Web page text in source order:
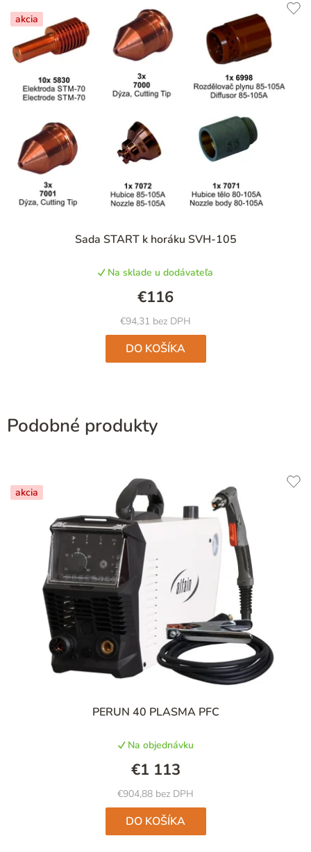
akcia
Sada START k horáku SVH-105
Na sklade u dodávateľa
€94,31 bez DPH
€116
DO KOŠÍKA
Podobné produkty
akcia
PERUN 40 PLASMA PFC
Na objednávku
€904,88 bez DPH
€1 113
DO KOŠÍKA